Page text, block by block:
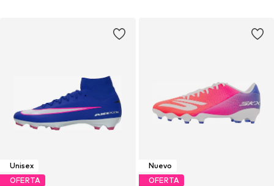
Unisex
OFERTA
Nuevo
OFERTA